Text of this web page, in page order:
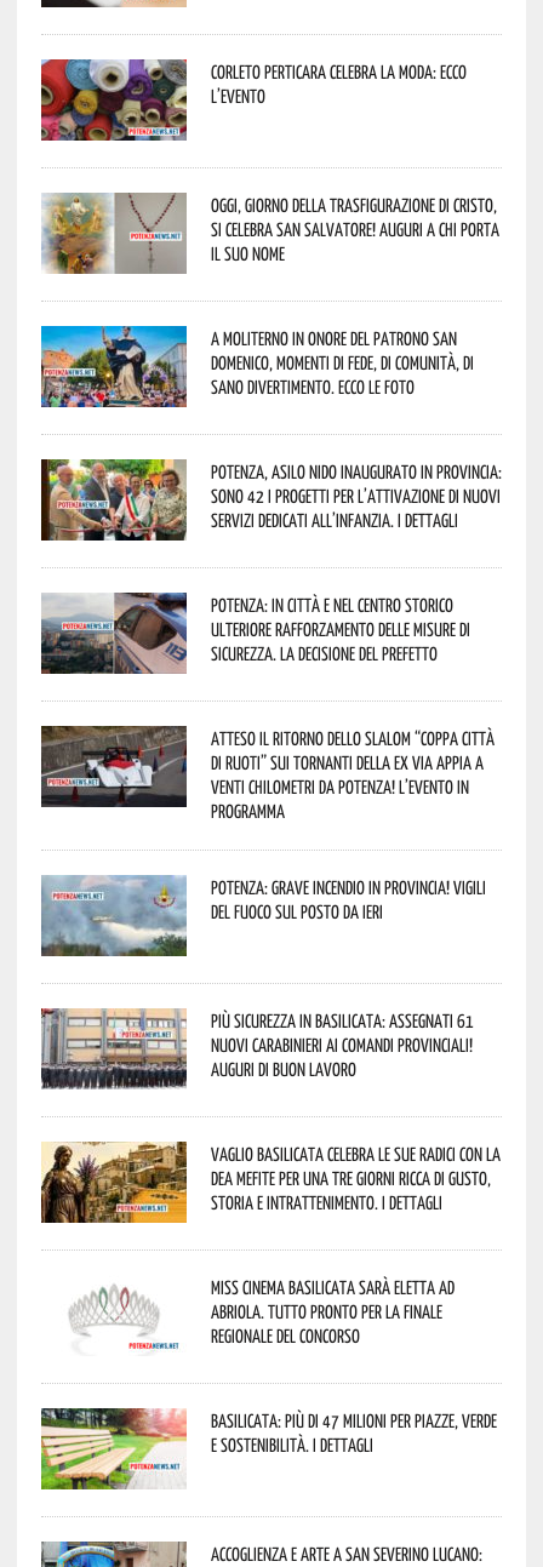
Corleto Perticara celebra la moda: ecco
l’evento
Oggi, giorno della Trasfigurazione di Cristo,
si celebra San Salvatore! Auguri a chi porta
il suo nome
A Moliterno in onore del Patrono San
Domenico, momenti di fede, di comunità, di
sano divertimento. Ecco le foto
Potenza, asilo nido inaugurato in provincia:
sono 42 i progetti per l’attivazione di nuovi
servizi dedicati all’infanzia. I dettagli
Potenza: in città e nel centro storico
ulteriore rafforzamento delle misure di
sicurezza. La decisione del Prefetto
Atteso il ritorno dello slalom “Coppa Città
di Ruoti” sui tornanti della ex via Appia a
venti chilometri da Potenza! L’evento in
programma
Potenza: grave incendio in Provincia! Vigili
del fuoco sul posto da ieri
Più sicurezza in Basilicata: assegnati 61
nuovi Carabinieri ai Comandi provinciali!
Auguri di buon lavoro
Vaglio Basilicata celebra le sue radici con la
Dea Mefite per una tre giorni ricca di gusto,
storia e intrattenimento. I dettagli
Miss Cinema Basilicata sarà eletta ad
Abriola. Tutto pronto per la finale
regionale del concorso
Basilicata: più di 47 milioni per piazze, verde
e sostenibilità. I dettagli
Accoglienza e arte a San Severino Lucano: